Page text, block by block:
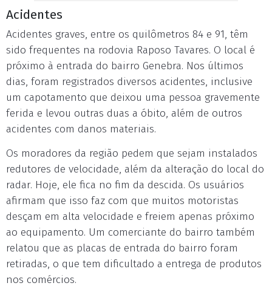
Acidentes
Acidentes graves, entre os quilômetros 84 e 91, têm
sido frequentes na rodovia Raposo Tavares. O local é
próximo à entrada do bairro Genebra. Nos últimos
dias, foram registrados diversos acidentes, inclusive
um capotamento que deixou uma pessoa gravemente
ferida e levou outras duas a óbito, além de outros
acidentes com danos materiais.
Os moradores da região pedem que sejam instalados
redutores de velocidade, além da alteração do local do
radar. Hoje, ele fica no fim da descida. Os usuários
afirmam que isso faz com que muitos motoristas
desçam em alta velocidade e freiem apenas próximo
ao equipamento. Um comerciante do bairro também
relatou que as placas de entrada do bairro foram
retiradas, o que tem dificultado a entrega de produtos
nos comércios.